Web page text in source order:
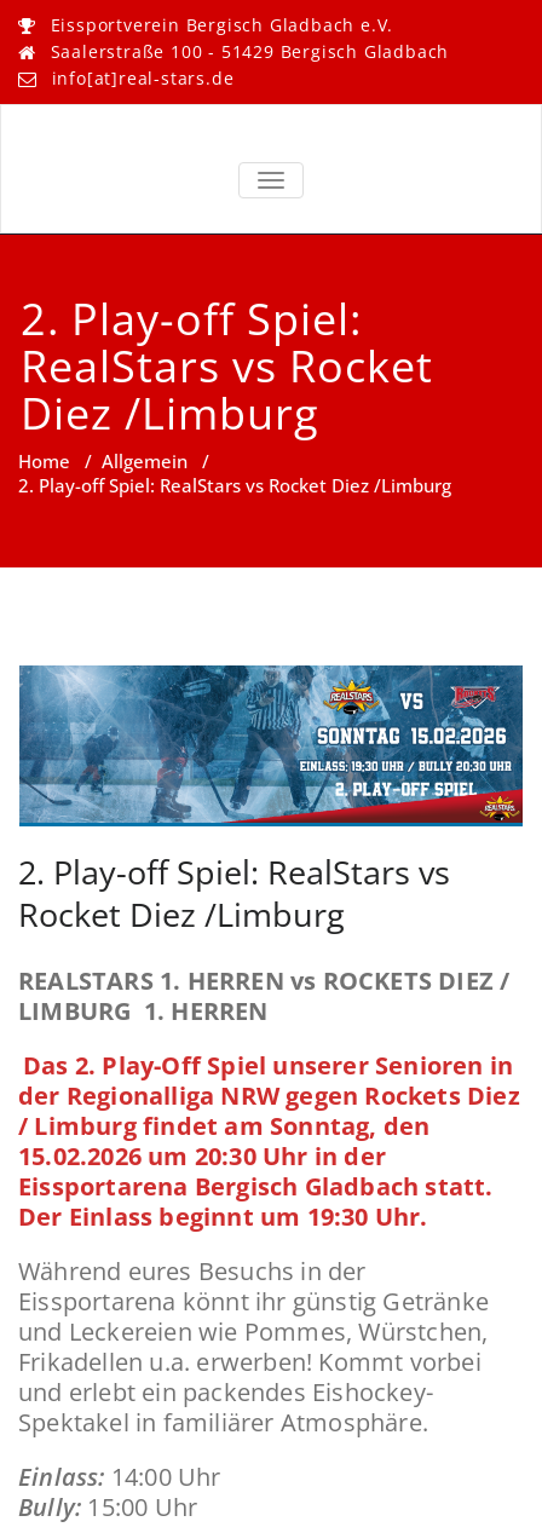
content
Eissportverein Bergisch Gladbach e.V.
Saalerstraße 100 - 51429 Bergisch Gladbach
info[at]real-stars.de
Real Stars –
TOGGLE NAVIGATION
2. Play-off Spiel:
RealStars vs Rocket
Diez /Limburg
Home / Allgemein /
2. Play-off Spiel: RealStars vs Rocket Diez /Limburg
2. Play-off Spiel: RealStars vs
Rocket Diez /Limburg
REALSTARS 1. HERREN vs ROCKETS DIEZ /
LIMBURG 1. HERREN
Das 2. Play-Off Spiel unserer Senioren in
der Regionalliga NRW gegen Rockets Diez
/ Limburg findet am Sonntag, den
15.02.2026 um 20:30 Uhr in der
Eissportarena Bergisch Gladbach statt.
Der Einlass beginnt um 19:30 Uhr.
Während eures Besuchs in der
Eissportarena könnt ihr günstig Getränke
und Leckereien wie Pommes, Würstchen,
Frikadellen u.a. erwerben! Kommt vorbei
und erlebt ein packendes Eishockey-
Spektakel in familiärer Atmosphäre.
Einlass: 14:00 Uhr
Bully: 15:00 Uhr